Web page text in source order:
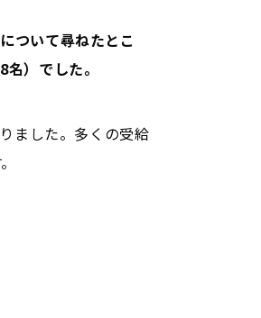
ついて尋ねたとこ
）でした。
ました。多くの受給